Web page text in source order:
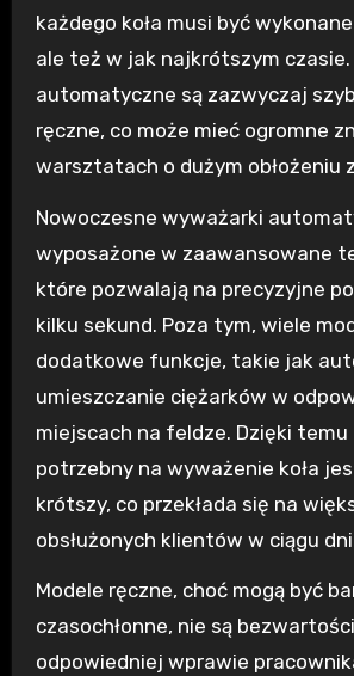
każdego koła musi być
ale też w jak najkrótszym czasie.
automatyczne są zazwyczaj
ręczne, co może mieć ogromne
warsztatach o dużym obłożeniu
Nowoczesne wyważarki
wyposażone w zaawansowane
które pozwalają na precyzyjne
kilku sekund. Poza tym, wiele
dodatkowe funkcje, takie jak
umieszczanie ciężarków w
miejscach na feldze. Dzięki temu
potrzebny na wyważenie koła
krótszy, co przekłada się na
obsłużonych klientów w ciągu
Modele ręczne, choć mogą być
czasochłonne, nie są
odpowiedniej wprawie